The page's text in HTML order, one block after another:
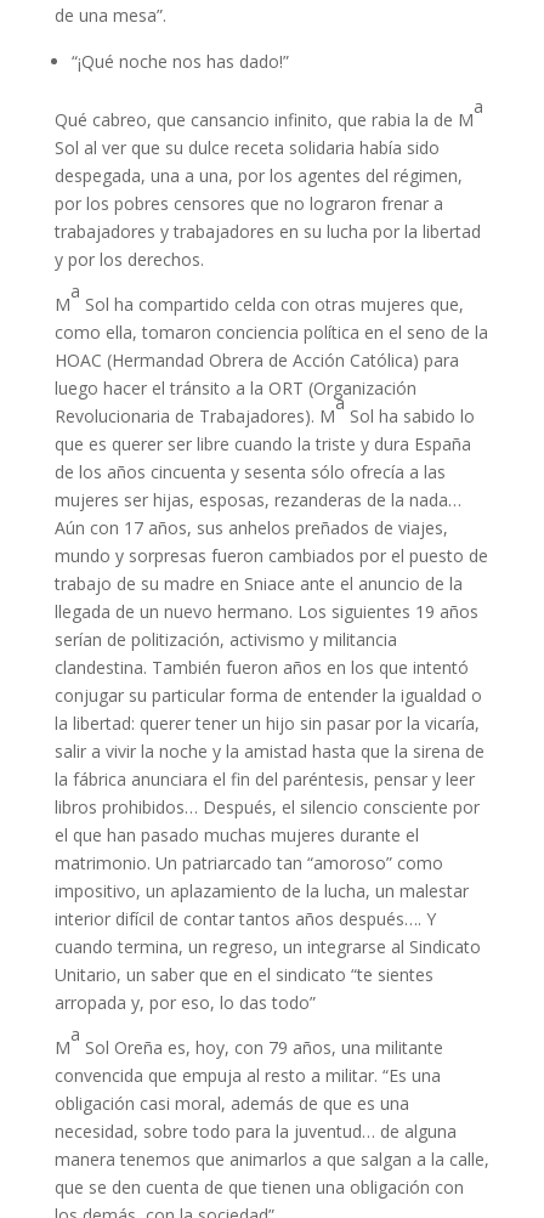
de una mesa”.
“¡Qué noche nos has dado!”
Qué cabreo, que cansancio infinito, que rabia la de M
a
Sol al ver que su dulce receta solidaria había sido
despegada, una a una, por los agentes del régimen,
por los pobres censores que no lograron frenar a
trabajadores y trabajadores en su lucha por la libertad
y por los derechos.
M
a
Sol ha compartido celda con otras mujeres que,
como ella, tomaron conciencia política en el seno de la
HOAC (Hermandad Obrera de Acción Católica) para
luego hacer el tránsito a la ORT (Organización
Revolucionaria de Trabajadores). M
a
Sol ha sabido lo
que es querer ser libre cuando la triste y dura España
de los años cincuenta y sesenta sólo ofrecía a las
mujeres ser hijas, esposas, rezanderas de la nada…
Aún con 17 años, sus anhelos preñados de viajes,
mundo y sorpresas fueron cambiados por el puesto de
trabajo de su madre en Sniace ante el anuncio de la
llegada de un nuevo hermano. Los siguientes 19 años
serían de politización, activismo y militancia
clandestina. También fueron años en los que intentó
conjugar su particular forma de entender la igualdad o
la libertad: querer tener un hijo sin pasar por la vicaría,
salir a vivir la noche y la amistad hasta que la sirena de
la fábrica anunciara el fin del paréntesis, pensar y leer
libros prohibidos… Después, el silencio consciente por
el que han pasado muchas mujeres durante el
matrimonio. Un patriarcado tan “amoroso” como
impositivo, un aplazamiento de la lucha, un malestar
interior difícil de contar tantos años después…. Y
cuando termina, un regreso, un integrarse al Sindicato
Unitario, un saber que en el sindicato “te sientes
arropada y, por eso, lo das todo”
M
a
Sol Oreña es, hoy, con 79 años, una militante
convencida que empuja al resto a militar. “Es una
obligación casi moral, además de que es una
necesidad, sobre todo para la juventud… de alguna
manera tenemos que animarlos a que salgan a la calle,
que se den cuenta de que tienen una obligación con